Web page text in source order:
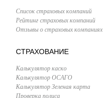
Список страховых компаний
Рейтинг страховых компаний
Отзывы о страховых компаниях
СТРАХОВАНИЕ
Калькулятор каско
Калькулятор ОСАГО
Калькулятор Зеленая карта
Проверка полиса